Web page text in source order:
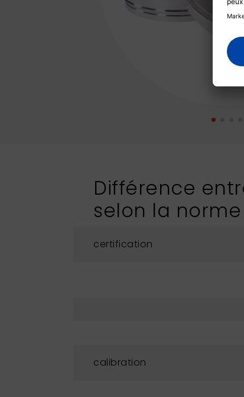
Différence
selon la norme
certification
calibration